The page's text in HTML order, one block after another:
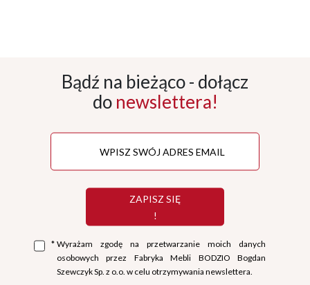
Bądź na bieżąco - dołącz
do newslettera!
ZAPISZ SIĘ
!
* Wyrażam zgodę na przetwarzanie moich danych
osobowych przez Fabryka Mebli BODZIO Bogdan
Szewczyk Sp. z o.o. w celu otrzymywania newslettera.